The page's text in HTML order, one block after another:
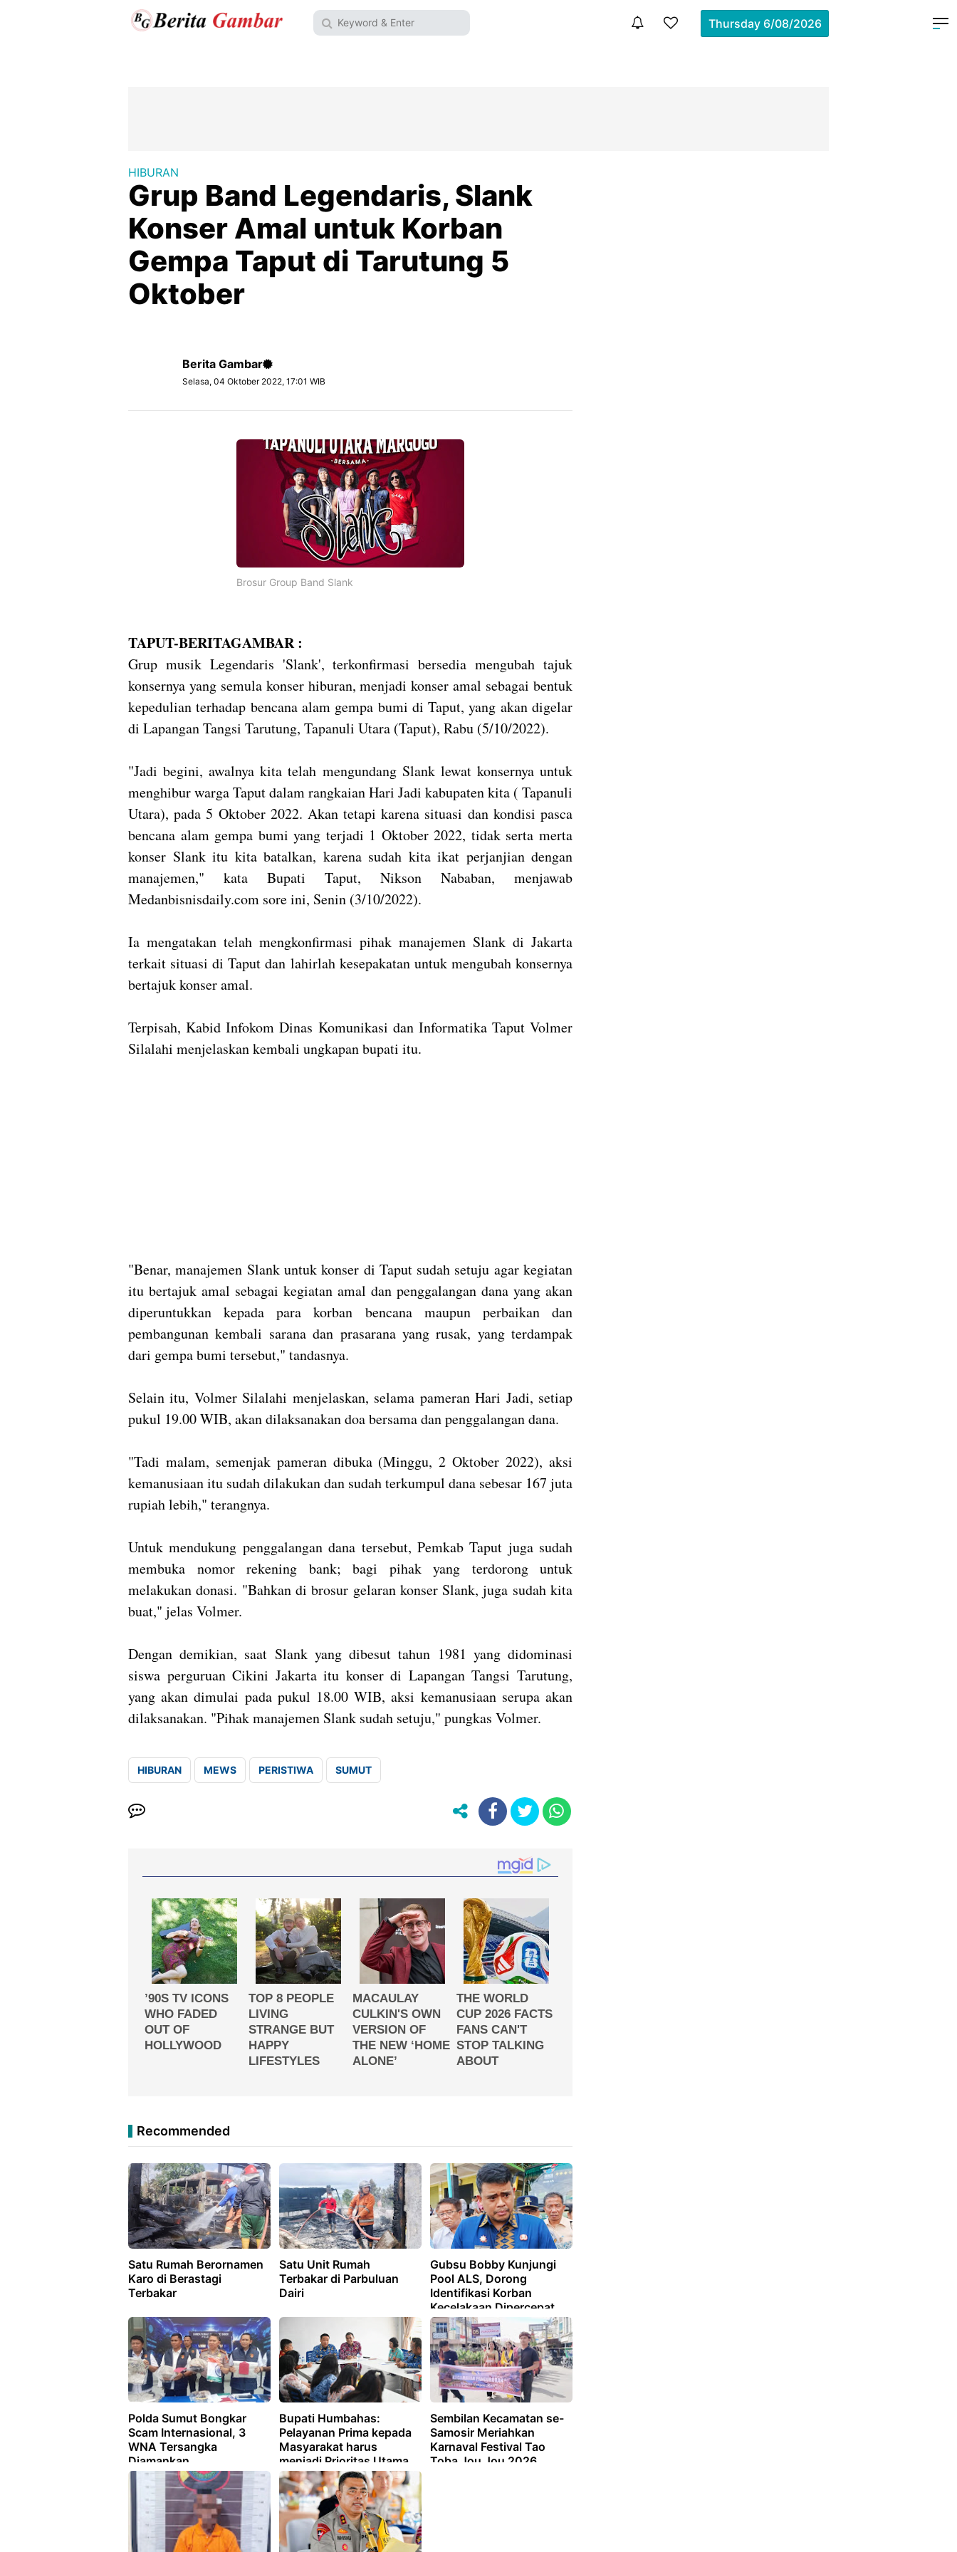
Thursday 6/08/2026
HIBURAN
Grup Band Legendaris, Slank
Konser Amal untuk Korban
Gempa Taput di Tarutung 5
Oktober
Berita Gambar
Selasa, 04 Oktober 2022, 17:01 WIB
Brosur Group Band Slank
TAPUT-BERITAGAMBAR :
Grup musik Legendaris 'Slank', terkonfirmasi bersedia mengubah tajuk
konsernya yang semula konser hiburan, menjadi konser amal sebagai bentuk
kepedulian terhadap bencana alam gempa bumi di Taput, yang akan digelar
di Lapangan Tangsi Tarutung, Tapanuli Utara (Taput), Rabu (5/10/2022).
"Jadi begini, awalnya kita telah mengundang Slank lewat konsernya untuk
menghibur warga Taput dalam rangkaian Hari Jadi kabupaten kita ( Tapanuli
Utara), pada 5 Oktober 2022. Akan tetapi karena situasi dan kondisi pasca
bencana alam gempa bumi yang terjadi 1 Oktober 2022, tidak serta merta
konser Slank itu kita batalkan, karena sudah kita ikat perjanjian dengan
manajemen," kata Bupati Taput, Nikson Nababan, menjawab
Medanbisnisdaily.com sore ini, Senin (3/10/2022).
Ia mengatakan telah mengkonfirmasi pihak manajemen Slank di Jakarta
terkait situasi di Taput dan lahirlah kesepakatan untuk mengubah konsernya
bertajuk konser amal.
Terpisah, Kabid Infokom Dinas Komunikasi dan Informatika Taput Volmer
Silalahi menjelaskan kembali ungkapan bupati itu.
"Benar, manajemen Slank untuk konser di Taput sudah setuju agar kegiatan
itu bertajuk amal sebagai kegiatan amal dan penggalangan dana yang akan
diperuntukkan kepada para korban bencana maupun perbaikan dan
pembangunan kembali sarana dan prasarana yang rusak, yang terdampak
dari gempa bumi tersebut," tandasnya.
Selain itu, Volmer Silalahi menjelaskan, selama pameran Hari Jadi, setiap
pukul 19.00 WIB, akan dilaksanakan doa bersama dan penggalangan dana.
"Tadi malam, semenjak pameran dibuka (Minggu, 2 Oktober 2022), aksi
kemanusiaan itu sudah dilakukan dan sudah terkumpul dana sebesar 167 juta
rupiah lebih," terangnya.
Untuk mendukung penggalangan dana tersebut, Pemkab Taput juga sudah
membuka nomor rekening bank; bagi pihak yang terdorong untuk
melakukan donasi. "Bahkan di brosur gelaran konser Slank, juga sudah kita
buat," jelas Volmer.
Dengan demikian, saat Slank yang dibesut tahun 1981 yang didominasi
siswa perguruan Cikini Jakarta itu konser di Lapangan Tangsi Tarutung,
yang akan dimulai pada pukul 18.00 WIB, aksi kemanusiaan serupa akan
dilaksanakan. "Pihak manajemen Slank sudah setuju," pungkas Volmer.
HIBURAN MEWS PERISTIWA SUMUT
Recommended
Satu Rumah Berornamen
Karo di Berastagi
Terbakar
Satu Unit Rumah
Terbakar di Parbuluan
Dairi
Gubsu Bobby Kunjungi
Pool ALS, Dorong
Identifikasi Korban
Kecelakaan Dipercepat
Polda Sumut Bongkar
Scam Internasional, 3
WNA Tersangka
Diamankan
Bupati Humbahas:
Pelayanan Prima kepada
Masyarakat harus
menjadi Prioritas Utama
Sembilan Kecamatan se-
Samosir Meriahkan
Karnaval Festival Tao
Toba Jou Jou 2026